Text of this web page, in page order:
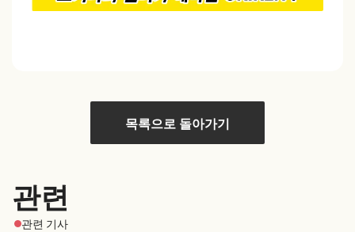
목록으로 돌아가기
관련
관련 기사